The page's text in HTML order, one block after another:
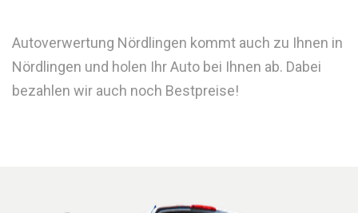
Autoverwertung Nördlingen kommt auch zu Ihnen in
Nördlingen und holen Ihr Auto bei Ihnen ab. Dabei
bezahlen wir auch noch Bestpreise!